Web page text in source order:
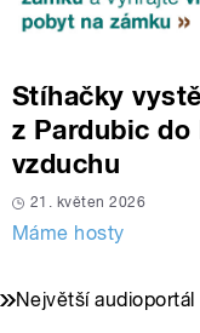
Stíhačky
z Pardubic do
vzduchu
21. květen 2026
Máme hosty
Největší